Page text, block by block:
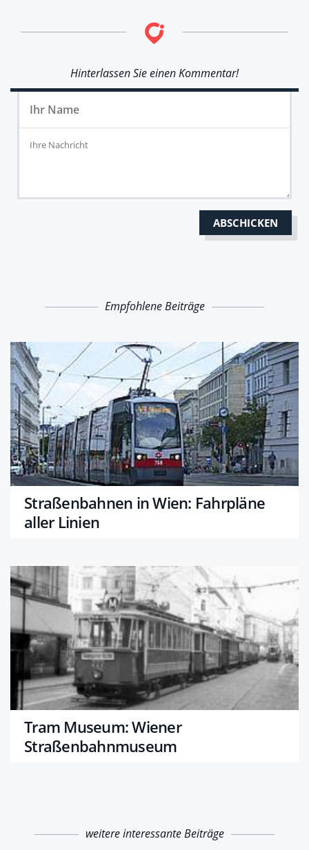
Hinterlassen Sie einen Kommentar!
Empfohlene Beiträge
Straßenbahnen in Wien: Fahrpläne
aller Linien
Tram Museum: Wiener
Straßenbahnmuseum
weitere interessante Beiträge